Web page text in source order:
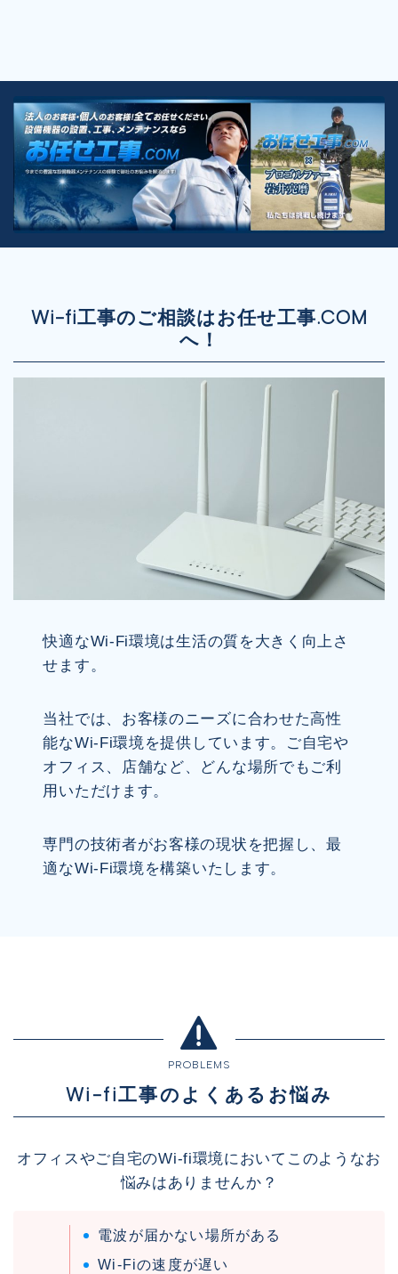
Wi-fi工事のご相談はお任せ工事.COM
へ！
快適なWi-Fi環境は生活の質を大きく向上さ
せます。
当社では、お客様のニーズに合わせた高性
能なWi-Fi環境を提供しています。ご自宅や
オフィス、店舗など、どんな場所でもご利
用いただけます。
専門の技術者がお客様の現状を把握し、最
適なWi-Fi環境を構築いたします。
PROBLEMS
Wi-fi工事のよくあるお悩み
オフィスやご自宅のWi-fi環境においてこのようなお
悩みはありませんか？
電波が届かない場所がある
Wi-Fiの速度が遅い